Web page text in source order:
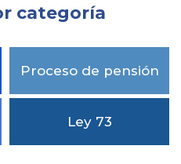
categoría
Proceso de pensión
Ley 73